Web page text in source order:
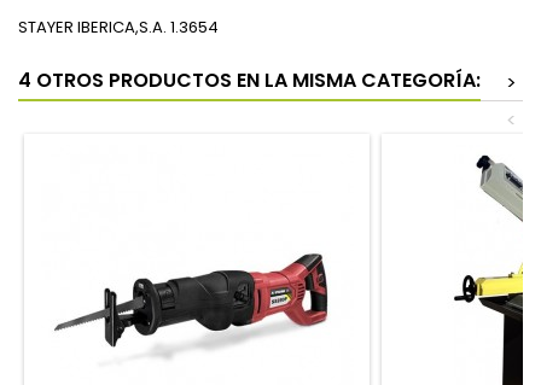
STAYER IBERICA,S.A. 1.3654
4 OTROS PRODUCTOS EN LA MISMA CATEGORÍA:
>
<